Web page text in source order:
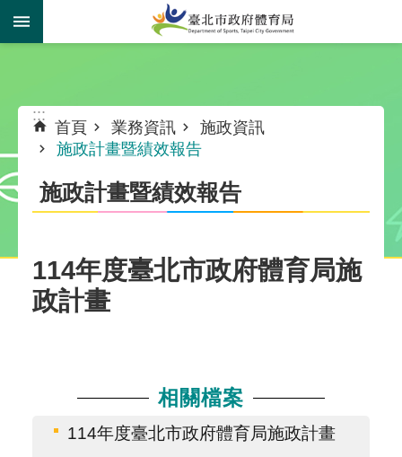
跳到主要內容區塊
:::
首頁 業務資訊
施政資訊
施政計畫暨績效報告
施政計畫暨績效報告
114年度臺北市政府體育局施
政計畫
相關檔案
114年度臺北市政府體育局施政計畫